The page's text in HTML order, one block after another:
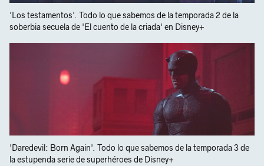
'Los testamentos'. Todo lo que sabemos de la temporada 2 de la
soberbia secuela de 'El cuento de la criada' en Disney+
'Daredevil: Born Again'. Todo lo que sabemos de la temporada 3 de
la estupenda serie de superhéroes de Disney+